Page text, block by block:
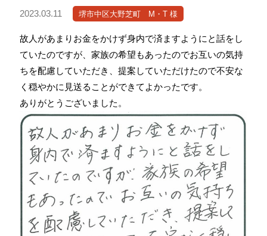
2023.03.11 堺市中区大野芝町 M・T 様
故人があまりお金をかけず身内で済ますようにと話をし
ていたのですが、家族の希望もあったのでお互いの気持
ちを配慮していただき、提案していただけたので不安な
く穏やかに見送ることができてよかったです。
ありがとうございました。